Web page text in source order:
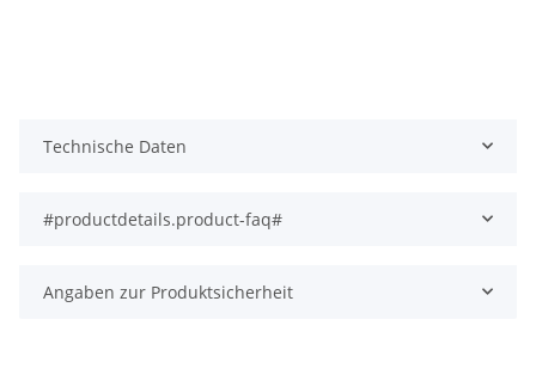
Technische Daten
#productdetails.product-faq#
Angaben zur Produktsicherheit